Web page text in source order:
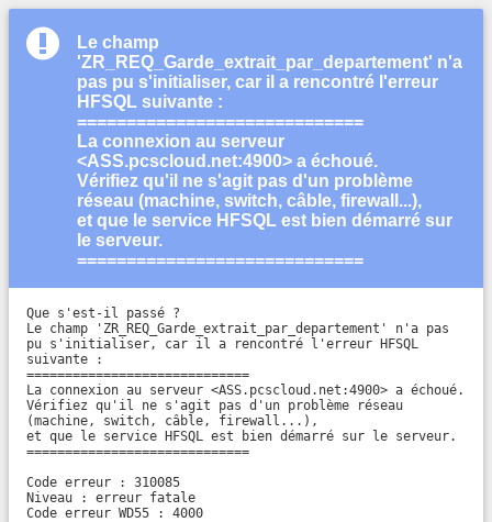
Le champ
'ZR_REQ_Garde_extrait_par_departement' n'a
pas pu s'initialiser, car il a rencontré l'erreur
HFSQL suivante :
=============================
La connexion au serveur
<ASS.pcscloud.net:4900> a échoué.
Vérifiez qu'il ne s'agit pas d'un problème
réseau (machine, switch, câble, firewall...),
et que le service HFSQL est bien démarré sur
le serveur.
=============================
Que s'est-il passé ?
Le champ 'ZR_REQ_Garde_extrait_par_departement' n'a pas
pu s'initialiser, car il a rencontré l'erreur HFSQL
suivante :
=============================
La connexion au serveur <ASS.pcscloud.net:4900> a échoué.
Vérifiez qu'il ne s'agit pas d'un problème réseau
(machine, switch, câble, firewall...),
et que le service HFSQL est bien démarré sur le serveur.
=============================
Code erreur : 310085
Niveau : erreur fatale
Code erreur WD55 : 4000